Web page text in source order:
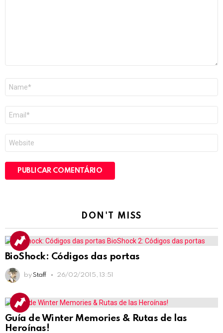
mail
*
DON'T MISS
BioShock: Códigos das portas
by Staff 26/02/2015, 13:51
Guía de Winter Memories & Rutas de las
Heroínas!